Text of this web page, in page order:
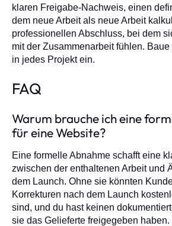
klaren Freigabe-Nachweis, einen
dem neue Arbeit als neue Arbeit
professionellen Abschluss, bei dem
mit der Zusammenarbeit fühlen.
in jedes Projekt ein.
FAQ
Warum brauche ich eine
für eine Website?
Eine formelle Abnahme schafft eine
zwischen der enthaltenen Arbeit und
dem Launch. Ohne sie könnten
Korrekturen nach dem Launch
sind, und du hast keinen
sie das Gelieferte freigegeben